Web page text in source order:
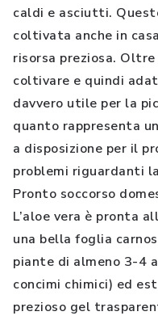
caldi e asciutti.
coltivata anche in
risorsa preziosa.
coltivare e quindi
davvero utile per la
quanto rappresenta
a disposizione per il
problemi riguardanti
Pronto soccorso
L’aloe vera è pronta
una bella foglia
piante di almeno 3-4
concimi chimici) ed
prezioso gel